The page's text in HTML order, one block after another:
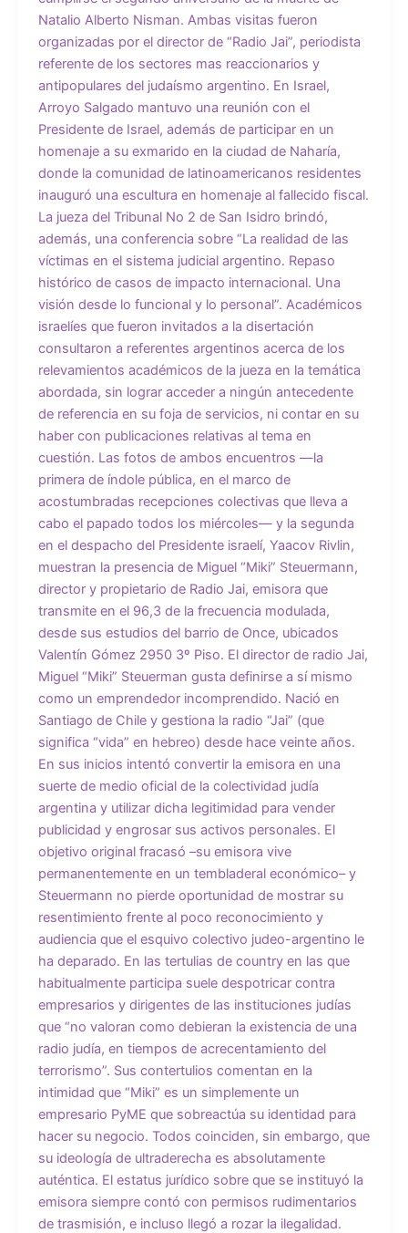
Natalio Alberto Nisman. Ambas visitas fueron
organizadas por el director de “Radio Jai”, periodista
referente de los sectores mas reaccionarios y
antipopulares del judaísmo argentino. En Israel,
Arroyo Salgado mantuvo una reunión con el
Presidente de Israel, además de participar en un
homenaje a su exmarido en la ciudad de Naharía,
donde la comunidad de latinoamericanos residentes
inauguró una escultura en homenaje al fallecido fiscal.
La jueza del Tribunal No 2 de San Isidro brindó,
además, una conferencia sobre “La realidad de las
víctimas en el sistema judicial argentino. Repaso
histórico de casos de impacto internacional. Una
visión desde lo funcional y lo personal”. Académicos
israelíes que fueron invitados a la disertación
consultaron a referentes argentinos acerca de los
relevamientos académicos de la jueza en la temática
abordada, sin lograr acceder a ningún antecedente
de referencia en su foja de servicios, ni contar en su
haber con publicaciones relativas al tema en
cuestión. Las fotos de ambos encuentros —la
primera de índole pública, en el marco de
acostumbradas recepciones colectivas que lleva a
cabo el papado todos los miércoles— y la segunda
en el despacho del Presidente israelí, Yaacov Rivlin,
muestran la presencia de Miguel “Miki” Steuermann,
director y propietario de Radio Jai, emisora que
transmite en el 96,3 de la frecuencia modulada,
desde sus estudios del barrio de Once, ubicados
Valentín Gómez 2950 3º Piso. El director de radio Jai,
Miguel “Miki” Steuerman gusta definirse a sí mismo
como un emprendedor incomprendido. Nació en
Santiago de Chile y gestiona la radio “Jai” (que
significa “vida” en hebreo) desde hace veinte años.
En sus inicios intentó convertir la emisora en una
suerte de medio oficial de la colectividad judía
argentina y utilizar dicha legitimidad para vender
publicidad y engrosar sus activos personales. El
objetivo original fracasó –su emisora vive
permanentemente en un tembladeral económico– y
Steuermann no pierde oportunidad de mostrar su
resentimiento frente al poco reconocimiento y
audiencia que el esquivo colectivo judeo-argentino le
ha deparado. En las tertulias de country en las que
habitualmente participa suele despotricar contra
empresarios y dirigentes de las instituciones judías
que “no valoran como debieran la existencia de una
radio judía, en tiempos de acrecentamiento del
terrorismo”. Sus contertulios comentan en la
intimidad que “Miki” es un simplemente un
empresario PyME que sobreactúa su identidad para
hacer su negocio. Todos coinciden, sin embargo, que
su ideología de ultraderecha es absolutamente
auténtica. El estatus jurídico sobre que se instituyó la
emisora siempre contó con permisos rudimentarios
de trasmisión, e incluso llegó a rozar la ilegalidad.